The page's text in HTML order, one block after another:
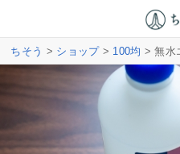
ちそう > ショップ> 100均 > 無水